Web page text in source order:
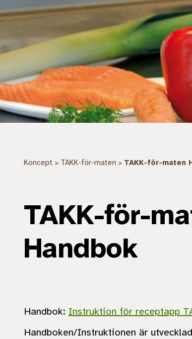
Koncept > TAKK-för-maten > TAKK-för-maten
TAKK-för-
Handbok
Handbok: Instruktion för receptapp
Handboken/Instruktionen är